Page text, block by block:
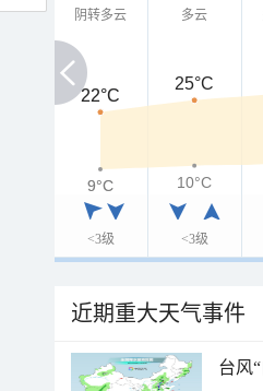
阴转多云
<3级
多云
<3级
22°C
22°C
25°C
9°C
9°C 10°C
近期重大天气事件
台风